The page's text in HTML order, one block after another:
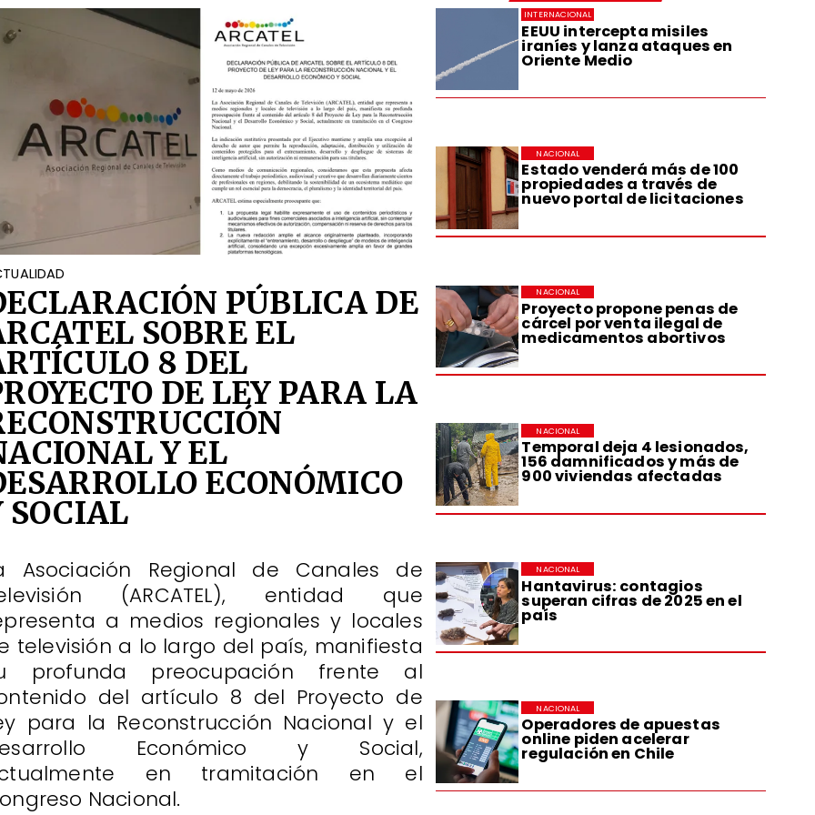
EEUU intercepta misiles
iraníes y lanza ataques en
Oriente Medio
INTERNACIONAL
Estado venderá más de 100
propiedades a través de
nuevo portal de licitaciones
NACIONAL
Proyecto propone penas de
cárcel por venta ilegal de
medicamentos abortivos
NACIONAL
Temporal deja 4 lesionados,
156 damnificados y más de
900 viviendas afectadas
NACIONAL
Hantavirus: contagios
superan cifras de 2025 en el
país
NACIONAL
Operadores de apuestas
online piden acelerar
regulación en Chile
NACIONAL
PÚBLICA DE
SOBRE EL
8 DEL
DE LEY PARA LA
Y EL
ECONÓMICO
SOCIAL
Asociación Regional de Canales de
(ARCATEL), entidad que
a medios regionales y locales
televisión a lo largo del país, manifiesta
profunda preocupación frente al
del artículo 8 del Proyecto de
para la Reconstrucción Nacional y el
Económico y Social,
en tramitación en el
Nacional.